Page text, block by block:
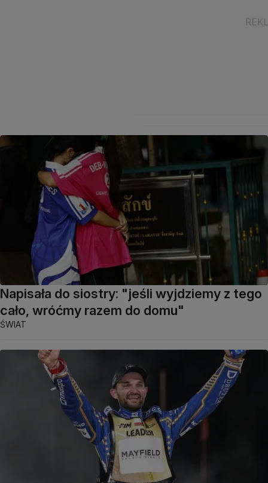
Napisała do siostry: "jeśli wyjdziemy z tego
cało, wróćmy razem do domu"
ŚWIAT